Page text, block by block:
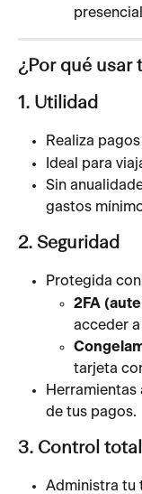
¿Por qué usar
1. Utilidad
Realiza
Ideal para
Sin
gastos
2. Seguridad
Protegida
2FA
acceder
tarjeta
de tus pagos.
3. Control total
Administra tu